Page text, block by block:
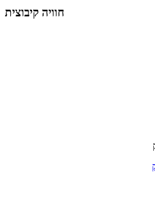
חוויה קיבוצית